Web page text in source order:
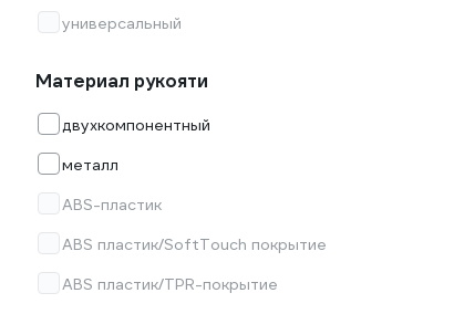
универсальный
Материал рукояти
двухкомпонентный
металл
ABS-пластик
ABS пластик/SoftTouch покрытие
ABS пластик/TPR-покрытие